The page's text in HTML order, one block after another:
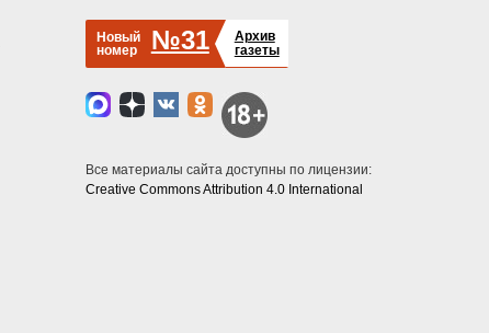
Новый
номер
№31
Архив
газеты
Все материалы сайта доступны по лицензии:
Creative Commons Attribution 4.0 International